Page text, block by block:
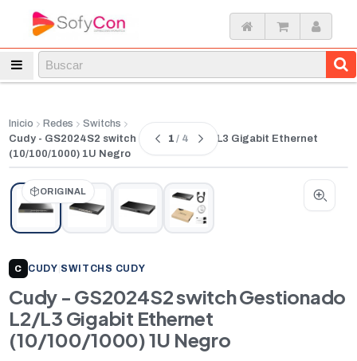
Inicio Redes
Switchs
Cudy - GS2024S2 switch Gestionado L2/L3 Gigabit Ethernet
(10/100/1000) 1U Negro
ORIGINAL
1 / 4
C CUDY SWITCHS CUDY
Cudy - GS2024S2 switch Gestionado
L2/L3 Gigabit Ethernet
(10/100/1000) 1U Negro